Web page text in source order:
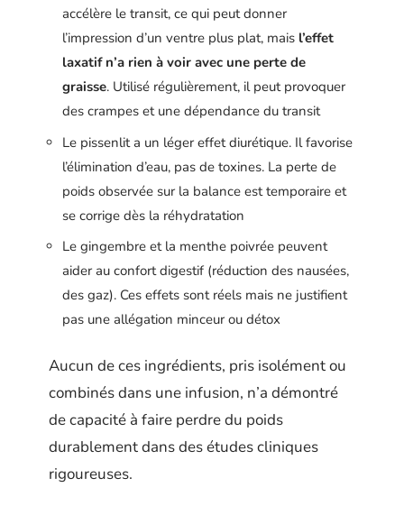
accélère le transit, ce qui peut donner
l’impression d’un ventre plus plat, mais l’effet
laxatif n’a rien à voir avec une perte de
graisse. Utilisé régulièrement, il peut provoquer
des crampes et une dépendance du transit
Le pissenlit a un léger effet diurétique. Il favorise
l’élimination d’eau, pas de toxines. La perte de
poids observée sur la balance est temporaire et
se corrige dès la réhydratation
Le gingembre et la menthe poivrée peuvent
aider au confort digestif (réduction des nausées,
des gaz). Ces effets sont réels mais ne justifient
pas une allégation minceur ou détox
Aucun de ces ingrédients, pris isolément ou
combinés dans une infusion, n’a démontré
de capacité à faire perdre du poids
durablement dans des études cliniques
rigoureuses.